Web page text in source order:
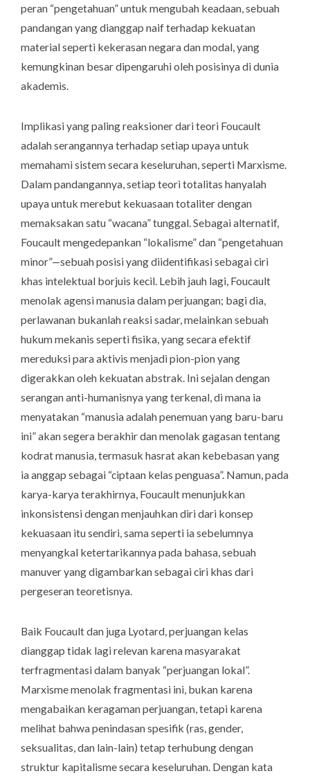
peran “pengetahuan” untuk mengubah keadaan, sebuah
pandangan yang dianggap naif terhadap kekuatan
material seperti kekerasan negara dan modal, yang
kemungkinan besar dipengaruhi oleh posisinya di dunia
akademis.
Implikasi yang paling reaksioner dari teori Foucault
adalah serangannya terhadap setiap upaya untuk
memahami sistem secara keseluruhan, seperti Marxisme.
Dalam pandangannya, setiap teori totalitas hanyalah
upaya untuk merebut kekuasaan totaliter dengan
memaksakan satu “wacana” tunggal. Sebagai alternatif,
Foucault mengedepankan “lokalisme” dan “pengetahuan
minor”—sebuah posisi yang diidentifikasi sebagai ciri
khas intelektual borjuis kecil. Lebih jauh lagi, Foucault
menolak agensi manusia dalam perjuangan; bagi dia,
perlawanan bukanlah reaksi sadar, melainkan sebuah
hukum mekanis seperti fisika, yang secara efektif
mereduksi para aktivis menjadi pion-pion yang
digerakkan oleh kekuatan abstrak. Ini sejalan dengan
serangan anti-humanisnya yang terkenal, di mana ia
menyatakan “manusia adalah penemuan yang baru-baru
ini” akan segera berakhir dan menolak gagasan tentang
kodrat manusia, termasuk hasrat akan kebebasan yang
ia anggap sebagai “ciptaan kelas penguasa”. Namun, pada
karya-karya terakhirnya, Foucault menunjukkan
inkonsistensi dengan menjauhkan diri dari konsep
kekuasaan itu sendiri, sama seperti ia sebelumnya
menyangkal ketertarikannya pada bahasa, sebuah
manuver yang digambarkan sebagai ciri khas dari
pergeseran teoretisnya.
Baik Foucault dan juga Lyotard, perjuangan kelas
dianggap tidak lagi relevan karena masyarakat
terfragmentasi dalam banyak “perjuangan lokal”.
Marxisme menolak fragmentasi ini, bukan karena
mengabaikan keragaman perjuangan, tetapi karena
melihat bahwa penindasan spesifik (ras, gender,
seksualitas, dan lain-lain) tetap terhubung dengan
struktur kapitalisme secara keseluruhan. Dengan kata